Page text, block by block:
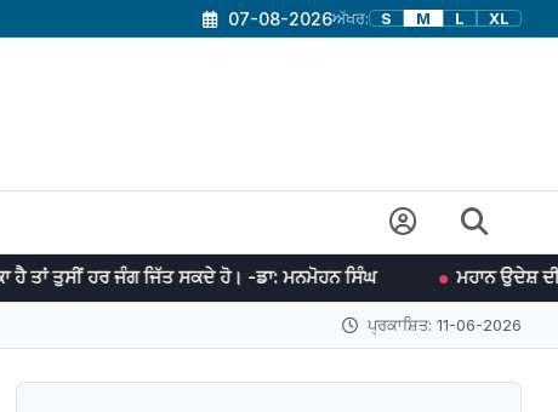
07-08-2026ਅੱਖਰ: S M L XL
ਜਿੱਤ ਸਕਦੇ ਹੋ। -ਡਾ: ਮਨਮੋਹਨ ਸਿੰਘ ਮਹਾਨ ਉਦੇਸ਼ ਦੀ ਪੂਰਤੀ ਲਈ
ਪ੍ਰਕਾਸ਼ਿਤ: 11-06-2026